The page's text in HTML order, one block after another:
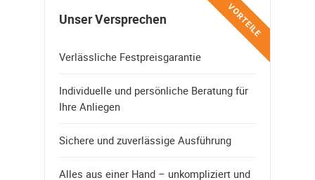
VORTEILE
Unser Versprechen
Verlässliche Festpreisgarantie
Individuelle und persönliche Beratung für
Ihre Anliegen
Sichere und zuverlässige Ausführung
Alles aus einer Hand – unkompliziert und